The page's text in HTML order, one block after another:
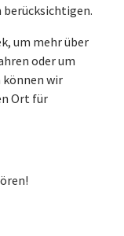
um mehr über
oder um
können wir
Ort für